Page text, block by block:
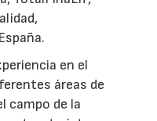
en el
áreas de
campo de la